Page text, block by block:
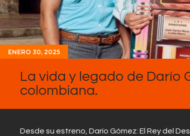
ENERO 30, 2025
La vida y legado de Darío
colombiana.
Desde su estreno, Darío Gómez: El Rey del